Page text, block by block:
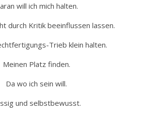
will ich mich halten.
durch Kritik beeinflussen lassen.
Trieb klein halten.
Meinen Platz finden.
Da wo ich sein will.
und selbstbewusst.